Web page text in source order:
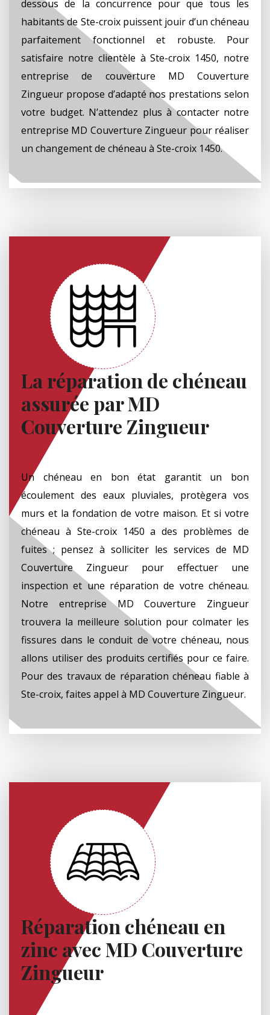
dessous de la concurrence pour que tous les
habitants de Ste-croix puissent jouir d’un chéneau
parfaitement fonctionnel et robuste. Pour
satisfaire notre clientèle à Ste-croix 1450, notre
entreprise de couverture MD Couverture
Zingueur propose d’adapté nos prestations selon
votre budget. N’attendez plus à contacter notre
entreprise MD Couverture Zingueur pour réaliser
un changement de chéneau à Ste-croix 1450.
La réparation de chéneau
assurée par MD
Couverture Zingueur
Un chéneau en bon état garantit un bon
écoulement des eaux pluviales, protègera vos
murs et la fondation de votre maison. Et si votre
chéneau à Ste-croix 1450 a des problèmes de
fuites ; pensez à solliciter les services de MD
Couverture Zingueur pour effectuer une
inspection et une réparation de votre chéneau.
Notre entreprise MD Couverture Zingueur
trouvera la meilleure solution pour colmater les
fissures dans le conduit de votre chéneau, nous
allons utiliser des produits certifiés pour ce faire.
Pour des travaux de réparation chéneau fiable à
Ste-croix, faites appel à MD Couverture Zingueur.
Réparation chéneau en
zinc avec MD Couverture
Zingueur